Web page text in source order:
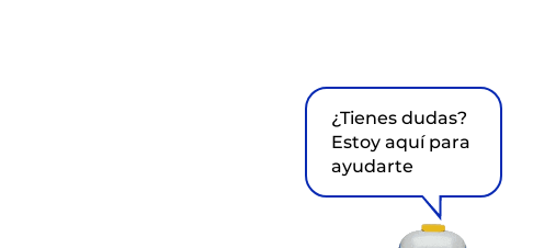
¿Tienes dudas?
Estoy aquí para
ayudarte